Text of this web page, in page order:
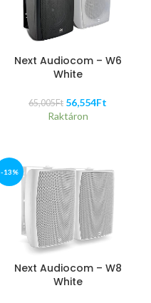
Next Audiocom – W6
White
65,005Ft 56,554Ft
Raktáron
-13%
Next Audiocom – W8
White